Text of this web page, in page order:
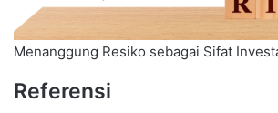
Menanggung Resiko sebagai Sifat
Referensi